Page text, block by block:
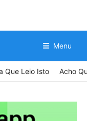
Menu
Que Leio Isto Acho